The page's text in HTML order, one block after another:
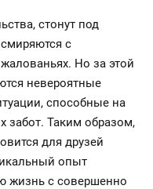
стонут под
с
Но за этой
невероятные
способные на
забот. Таким образом,
для друзей
опыт
жизнь с совершенно